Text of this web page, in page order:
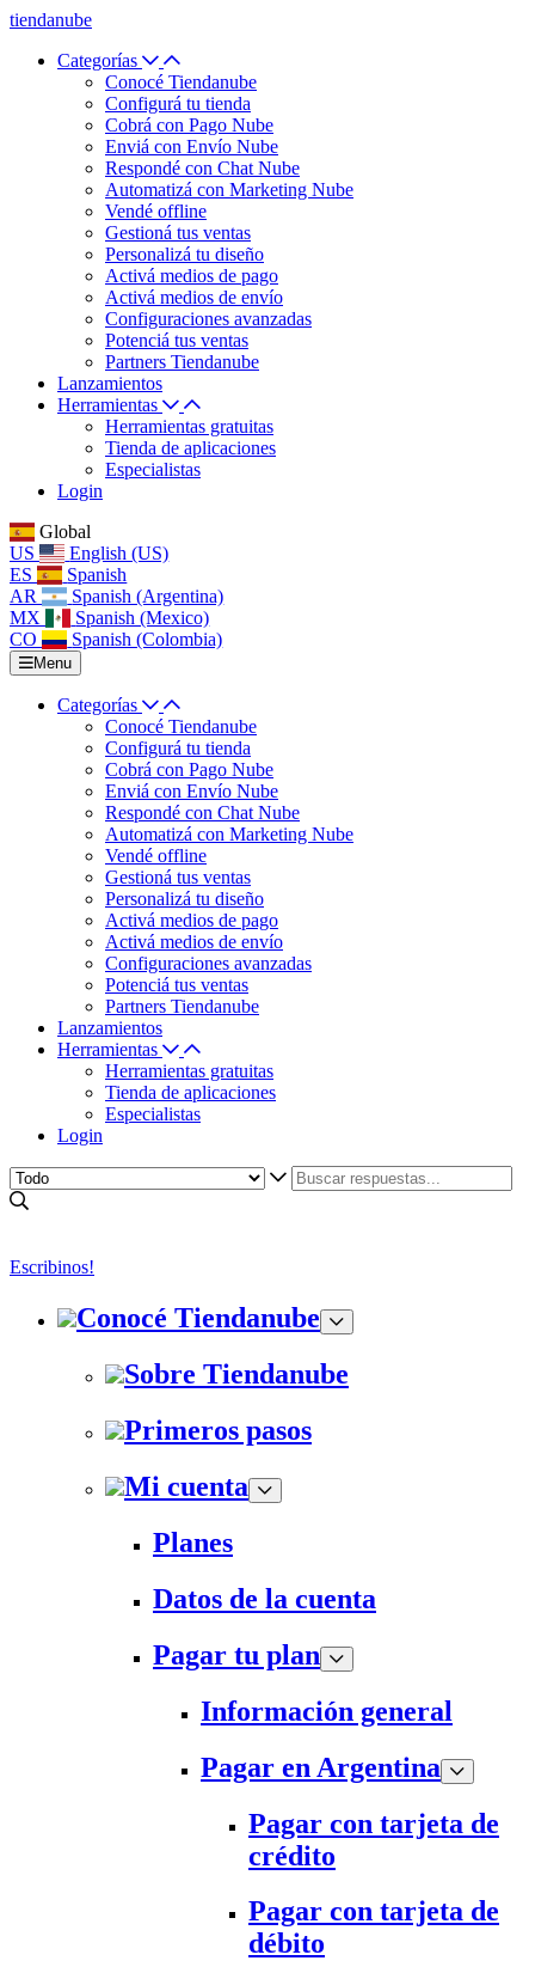
tiendanube
Categorías
Conocé Tiendanube
Configurá tu tienda
Cobrá con Pago Nube
Enviá con Envío Nube
Respondé con Chat Nube
Automatizá con Marketing Nube
Vendé offline
Gestioná tus ventas
Personalizá tu diseño
Activá medios de pago
Activá medios de envío
Configuraciones avanzadas
Potenciá tus ventas
Partners Tiendanube
Lanzamientos
Herramientas
Herramientas gratuitas
Tienda de aplicaciones
Especialistas
Login
Global
US
English (US)
ES
Spanish
AR
Spanish (Argentina)
MX
Spanish (Mexico)
CO
Spanish (Colombia)
Menu
Categorías
Conocé Tiendanube
Configurá tu tienda
Cobrá con Pago Nube
Enviá con Envío Nube
Respondé con Chat Nube
Automatizá con Marketing Nube
Vendé offline
Gestioná tus ventas
Personalizá tu diseño
Activá medios de pago
Activá medios de envío
Configuraciones avanzadas
Potenciá tus ventas
Partners Tiendanube
Lanzamientos
Herramientas
Herramientas gratuitas
Tienda de aplicaciones
Especialistas
Login
Escribinos!
Conocé Tiendanube
Sobre Tiendanube
Primeros pasos
Mi cuenta
Planes
Datos de la cuenta
Pagar tu plan
Información general
Pagar en Argentina
Pagar con tarjeta de
crédito
Pagar con tarjeta de
débito